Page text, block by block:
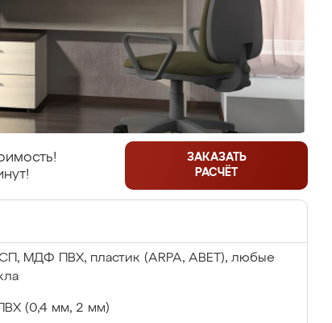
ЗАКАЗАТЬ
РАСЧЁТ
МДФ ПВХ, пластик (ARPA, ABET), любые
ПВХ (0,4 мм, 2 мм)